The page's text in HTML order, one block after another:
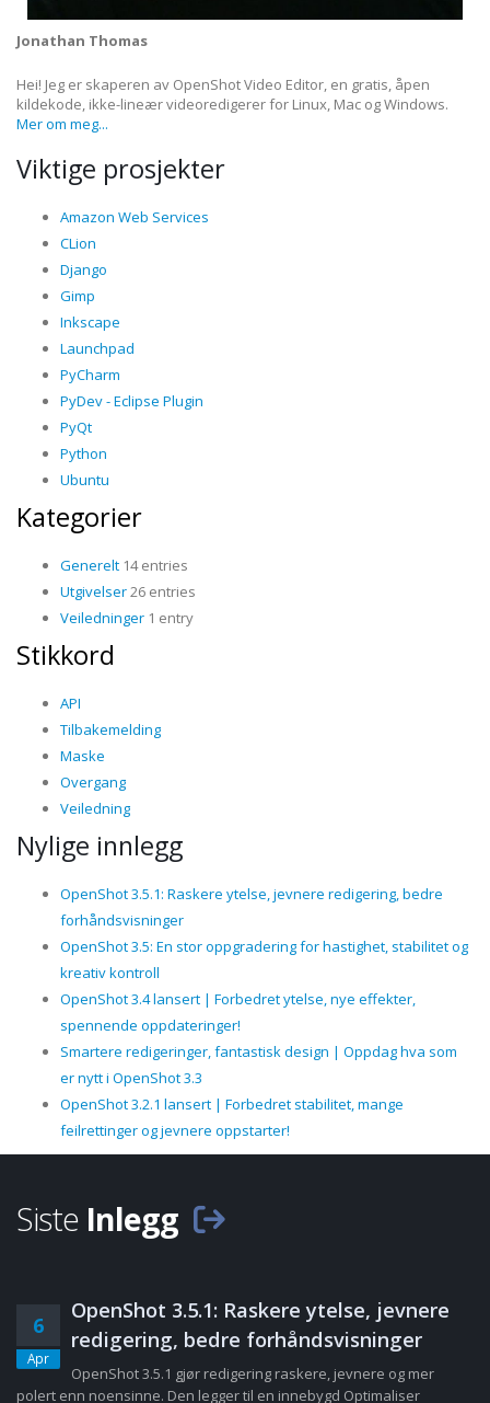
Jonathan Thomas
Hei! Jeg er skaperen av OpenShot Video Editor, en gratis, åpen
kildekode, ikke-lineær videoredigerer for Linux, Mac og Windows.
Mer om meg...
Viktige prosjekter
Amazon Web Services
CLion
Django
Gimp
Inkscape
Launchpad
PyCharm
PyDev - Eclipse Plugin
PyQt
Python
Ubuntu
Kategorier
Generelt 14 entries
Utgivelser26 entries
Veiledninger 1 entry
Stikkord
API
Tilbakemelding
Maske
Overgang
Veiledning
Nylige innlegg
OpenShot 3.5.1: Raskere ytelse, jevnere redigering, bedre
forhåndsvisninger
OpenShot 3.5: En stor oppgradering for hastighet, stabilitet og
kreativ kontroll
OpenShot 3.4 lansert | Forbedret ytelse, nye effekter,
spennende oppdateringer!
Smartere redigeringer, fantastisk design | Oppdag hva som
er nytt i OpenShot 3.3
OpenShot 3.2.1 lansert | Forbedret stabilitet, mange
feilrettinger og jevnere oppstarter!
Siste Inlegg
6
Apr
OpenShot 3.5.1: Raskere ytelse, jevnere
redigering, bedre forhåndsvisninger
OpenShot 3.5.1 gjør redigering raskere, jevnere og mer
polert enn noensinne. Den legger til en innebygd Optimaliser